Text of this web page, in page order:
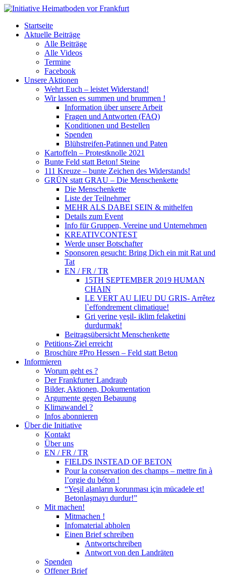
Startseite
Aktuelle Beiträge
Alle Beiträge
Alle Videos
Termine
Facebook
Unsere Aktionen
Wehrt Euch – leistet Widerstand!
Wir lassen es summen und brummen !
Information über unsere Arbeit
Fragen und Antworten (FAQ)
Konditionen und Bestellen
Spenden
Blühstreifen-Patinnen und Paten
Kartoffeln – Protestknolle 2021
Bunte Feld statt Beton! Steine
111 Kreuze – bunte Zeichen des Widerstands!
GRÜN statt GRAU – Die Menschenkette
Die Menschenkette
Liste der Teilnehmer
MEHR ALS DABEI SEIN & mithelfen
Details zum Event
Info für Gruppen, Vereine und Unternehmen
KREATIVCONTEST
Werde unser Botschafter
Sponsoren gesucht: Bring Dich ein mit Rat und
Tat
EN / FR / TR
15TH SEPTEMBER 2019 HUMAN
CHAIN
LE VERT AU LIEU DU GRIS- Arrêtez
l`effondrement climatique!
Gri yerine yeşil- iklim felaketini
durdurmak!
Beitragsübersicht Menschenkette
Petitions-Ziel erreicht
Broschüre #Pro Hessen – Feld statt Beton
Informieren
Worum geht es ?
Der Frankfurter Landraub
Bilder, Aktionen, Dokumentation
Argumente gegen Bebauung
Klimawandel ?
Infos abonnieren
Über die Initiative
Kontakt
Über uns
EN / FR / TR
FIELDS INSTEAD OF BETON
Pour la conservation des champs – mettre fin à
l’orgie du béton !
“Yeşil alanların korunması için mücadele et!
Betonlaşmayı durdur!”
Mit machen!
Mitmachen !
Infomaterial abholen
Einen Brief schreiben
Antwortschreiben
Antwort von den Landräten
Spenden
Offener Brief